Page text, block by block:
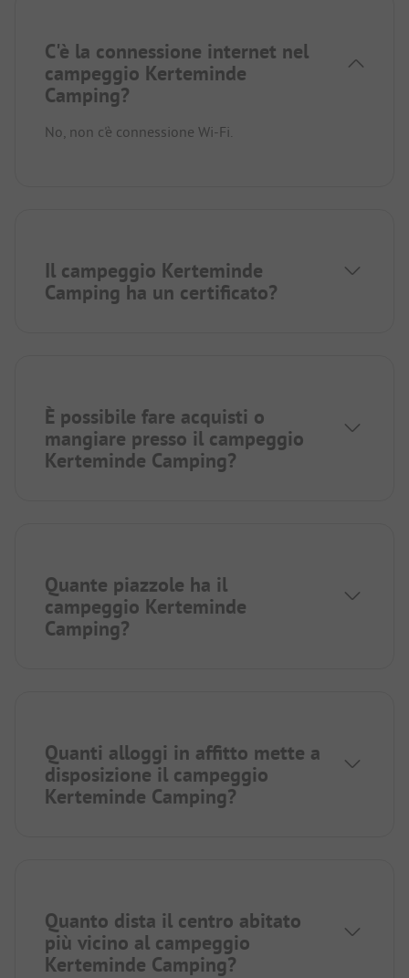
C'è la connessione internet nel
campeggio Kerteminde
Camping?
No, non c'è connessione Wi-Fi.
Il campeggio Kerteminde
Camping ha un certificato?
È possibile fare acquisti o
mangiare presso il campeggio
Kerteminde Camping?
Quante piazzole ha il
campeggio Kerteminde
Camping?
Quanti alloggi in affitto mette a
disposizione il campeggio
Kerteminde Camping?
Quanto dista il centro abitato
più vicino al campeggio
Kerteminde Camping?